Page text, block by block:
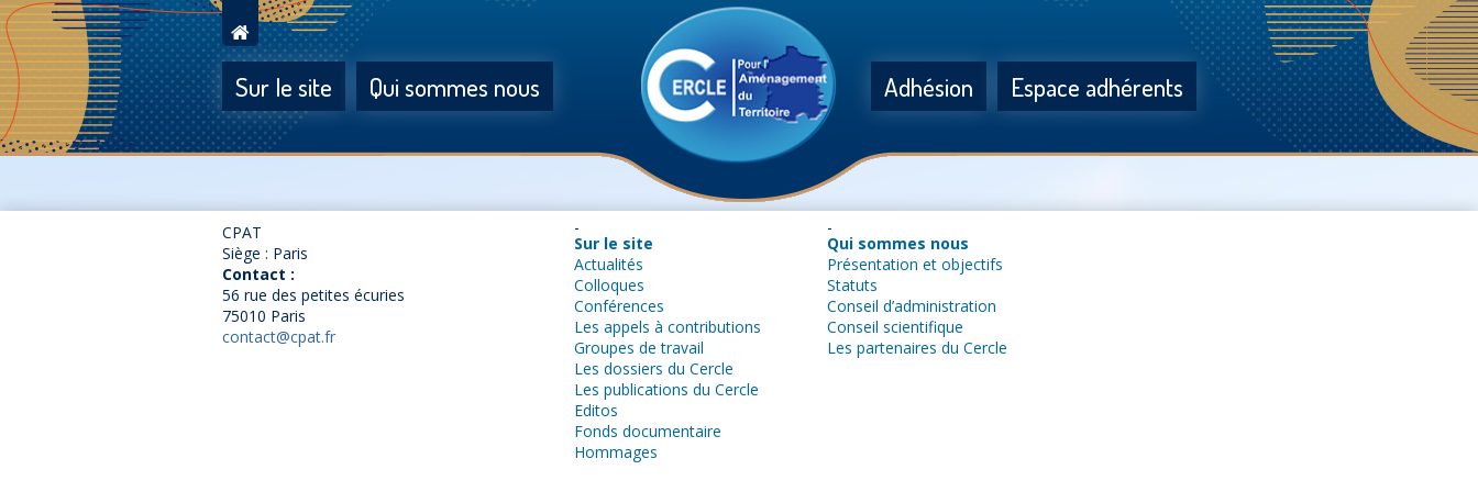
Sur le site Qui sommes nous Adhésion Espace adhérents
CPAT
Siège : Paris
Contact :
56 rue des petites écuries
75010 Paris
contact@cpat.fr
Sur le site
Actualités
Colloques
Conférences
Les appels à contributions
Groupes de travail
Les dossiers du Cercle
Les publications du Cercle
Editos
Fonds documentaire
Hommages
Qui sommes nous
Présentation et objectifs
Statuts
Conseil d’administration
Conseil scientifique
Les partenaires du Cercle